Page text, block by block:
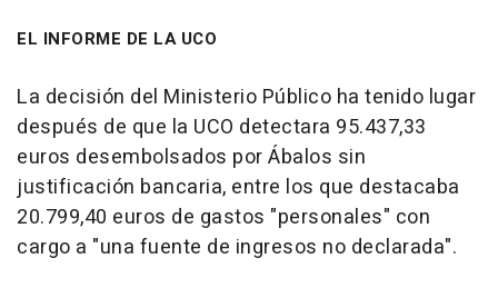
EL INFORME DE LA UCO
La decisión del Ministerio Público ha tenido lugar
después de que la UCO detectara 95.437,33
euros desembolsados por Ábalos sin
justificación bancaria, entre los que destacaba
20.799,40 euros de gastos "personales" con
cargo a "una fuente de ingresos no declarada".